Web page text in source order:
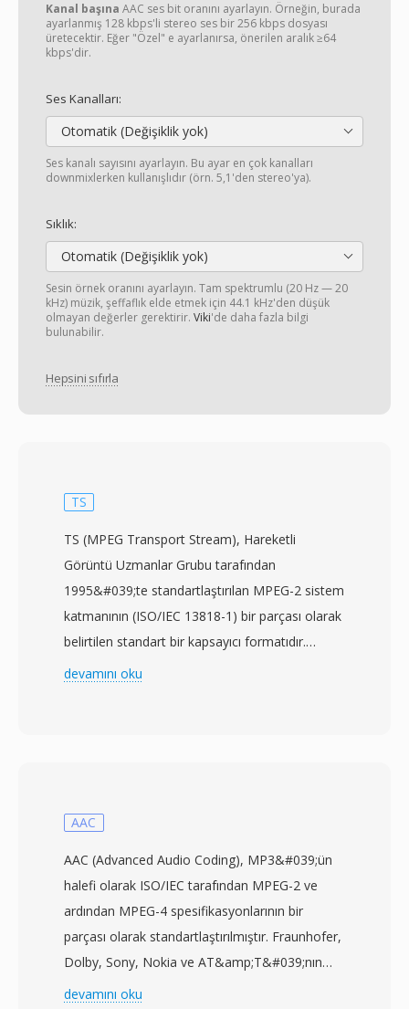
Kanal başına AAC ses bit oranını ayarlayın. Örneğin, burada
ayarlanmış 128 kbps'li stereo ses bir 256 kbps dosyası
üretecektir. Eğer "Özel" e ayarlanırsa, önerilen aralık ≥64
kbps'dir.
Ses Kanalları:
Otomatik (Değişiklik yok)
Ses kanalı sayısını ayarlayın. Bu ayar en çok kanalları
downmixlerken kullanışlıdır (örn. 5,1'den stereo'ya).
Sıklık:
Otomatik (Değişiklik yok)
Sesin örnek oranını ayarlayın. Tam spektrumlu (20 Hz — 20
kHz) müzik, şeffaflık elde etmek için 44.1 kHz'den düşük
olmayan değerler gerektirir. Viki'de daha fazla bilgi
bulunabilir.
Hepsini sıfırla
TS
TS (MPEG Transport Stream), Hareketli
Görüntü Uzmanlar Grubu tarafından
1995&#039;te standartlaştırılan MPEG-2 sistem
katmanının (ISO/IEC 13818-1) bir parçası olarak
belirtilen standart bir kapsayıcı formatıdır.
Aktarım akışları, yayın televizyonu, uydu iletimi
sabit boyutlu 188 baytlık paketlere böler. Bu
sonra hızla yeniden senkronize olmasını sağlar
tasarlanmış program akışlarından aktarım
akışlarını ayıran kritik bir yetenektir. TS, her
programın yapısını ve içeriğini tanımlayan
Program Spesifik Bilgi (PSI) tablolarıyla birden
devamını oku
AAC
AAC (Advanced Audio Coding), MP3&#039;ün
halefi olarak ISO/IEC tarafından MPEG-2 ve
ardından MPEG-4 spesifikasyonlarının bir
parçası olarak standartlaştırılmıştır. Fraunhofer,
Dolby, Sony, Nokia ve AT&amp;T&#039;nın
ortak çalışmasıyla tasarlanan AAC, eşdeğer
devamını oku